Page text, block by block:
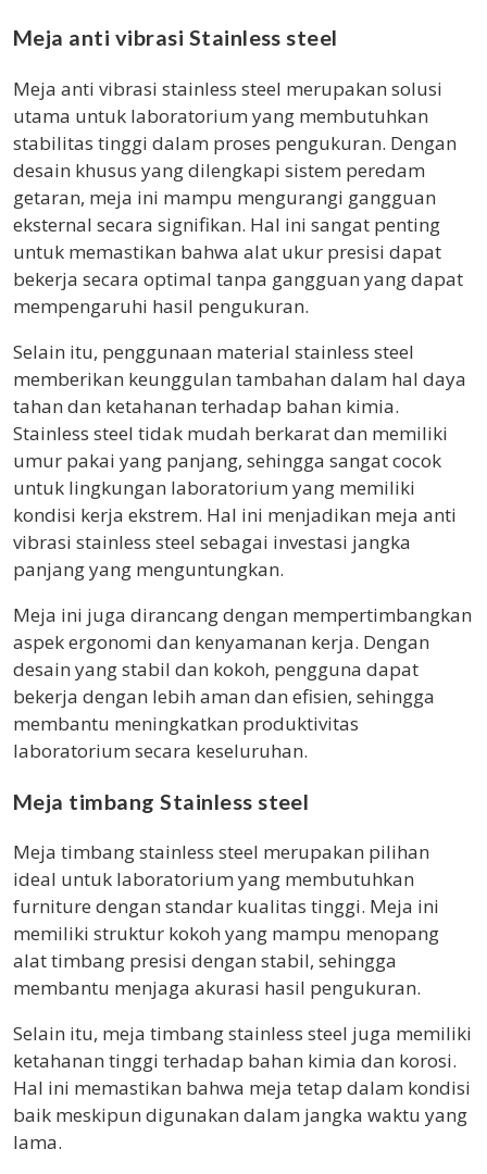
Meja anti vibrasi Stainless steel
Meja anti vibrasi stainless steel merupakan solusi
utama untuk laboratorium yang membutuhkan
stabilitas tinggi dalam proses pengukuran. Dengan
desain khusus yang dilengkapi sistem peredam
getaran, meja ini mampu mengurangi gangguan
eksternal secara signifikan. Hal ini sangat penting
untuk memastikan bahwa alat ukur presisi dapat
bekerja secara optimal tanpa gangguan yang dapat
mempengaruhi hasil pengukuran.
Selain itu, penggunaan material stainless steel
memberikan keunggulan tambahan dalam hal daya
tahan dan ketahanan terhadap bahan kimia.
Stainless steel tidak mudah berkarat dan memiliki
umur pakai yang panjang, sehingga sangat cocok
untuk lingkungan laboratorium yang memiliki
kondisi kerja ekstrem. Hal ini menjadikan meja anti
vibrasi stainless steel sebagai investasi jangka
panjang yang menguntungkan.
Meja ini juga dirancang dengan mempertimbangkan
aspek ergonomi dan kenyamanan kerja. Dengan
desain yang stabil dan kokoh, pengguna dapat
bekerja dengan lebih aman dan efisien, sehingga
membantu meningkatkan produktivitas
laboratorium secara keseluruhan.
Meja timbang Stainless steel
Meja timbang stainless steel merupakan pilihan
ideal untuk laboratorium yang membutuhkan
furniture dengan standar kualitas tinggi. Meja ini
memiliki struktur kokoh yang mampu menopang
alat timbang presisi dengan stabil, sehingga
membantu menjaga akurasi hasil pengukuran.
Selain itu, meja timbang stainless steel juga memiliki
ketahanan tinggi terhadap bahan kimia dan korosi.
Hal ini memastikan bahwa meja tetap dalam kondisi
baik meskipun digunakan dalam jangka waktu yang
lama.